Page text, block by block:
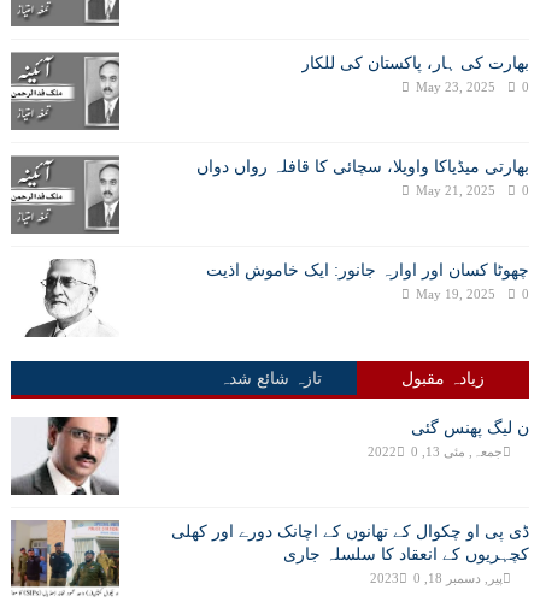
بھارت کی ہار، پاکستان کی للکار
May 23, 2025 0
بھارتی میڈیاکا واویلا، سچائی کا قافلہ رواں دواں
May 21, 2025 0
چھوٹا کسان اور اوارہ جانور: ایک خاموش اذیت
May 19, 2025 0
زیادہ مقبول تازہ شائع شدہ
ن لیگ پھنس گئی
جمعہ, مئی 13, 2022 0
ڈی پی او چکوال کے تھانوں کے اچانک دورے اور کھلی
کچہریوں کے انعقاد کا سلسلہ جاری
پیر, دسمبر 18, 2023 0